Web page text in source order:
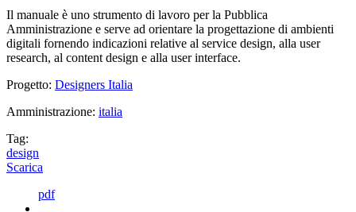
Il manuale è uno strumento di lavoro per la Pubblica
Amministrazione e serve ad orientare la progettazione di ambienti
digitali fornendo indicazioni relative al service design, alla user
research, al content design e alla user interface.
Progetto: Designers Italia
Amministrazione: italia
Tag:
design
Scarica
pdf